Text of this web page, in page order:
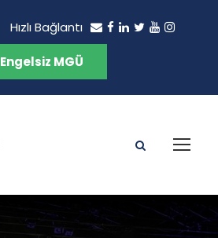
Hızlı Bağlantı
Engelsiz MGÜ